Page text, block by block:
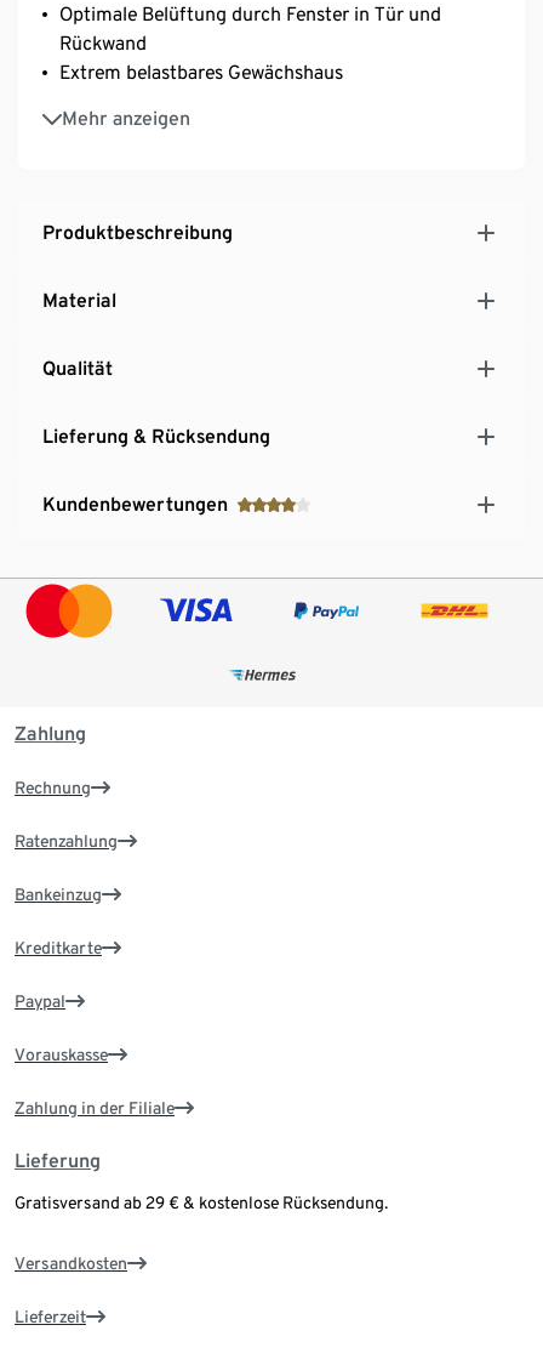
Optimale Belüftung durch Fenster in Tür und
Rückwand
Extrem belastbares Gewächshaus
Mehr anzeigen
ShelterLogic-Folien-Gewächshaus, Art.-Nr.
Produktbeschreibung
Material
Qualität
Lieferung & Rücksendung
Kundenbewertungen
Zahlung
Rechnung
Ratenzahlung
Bankeinzug
Kreditkarte
Paypal
Vorauskasse
Zahlung in der Filiale
Lieferung
Gratisversand ab 29 € & kostenlose Rücksendung.
Versandkosten
Lieferzeit